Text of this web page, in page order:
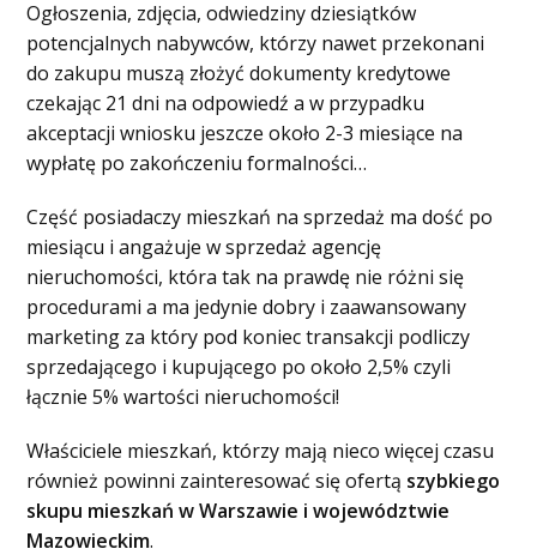
Ogłoszenia, zdjęcia, odwiedziny dziesiątków
potencjalnych nabywców, którzy nawet przekonani
do zakupu muszą złożyć dokumenty kredytowe
czekając 21 dni na odpowiedź a w przypadku
akceptacji wniosku jeszcze około 2-3 miesiące na
wypłatę po zakończeniu formalności…
Część posiadaczy mieszkań na sprzedaż ma dość po
miesiącu i angażuje w sprzedaż agencję
nieruchomości, która tak na prawdę nie różni się
procedurami a ma jedynie dobry i zaawansowany
marketing za który pod koniec transakcji podliczy
sprzedającego i kupującego po około 2,5% czyli
łącznie 5% wartości nieruchomości!
Właściciele mieszkań, którzy mają nieco więcej czasu
również powinni zainteresować się ofertą szybkiego
skupu mieszkań w Warszawie i województwie
Mazowieckim.